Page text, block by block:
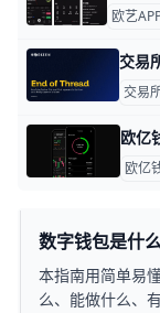
欧艺
交易
欧亿
数字钱包是什
本指南用简单易
么、能做什么、